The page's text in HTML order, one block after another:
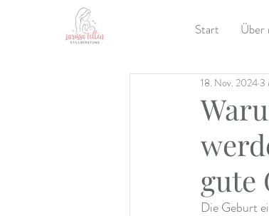
Start Über
gute
18. Nov. 2024 3
Die Geburt